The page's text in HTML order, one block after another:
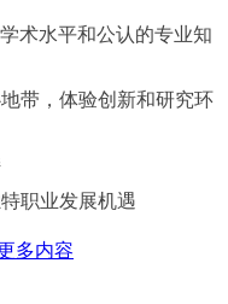
术水平和公认的专业知
带，体验创新和研究环
职业发展机遇
多内容